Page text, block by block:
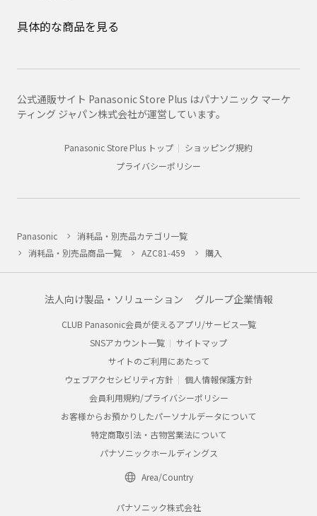
具体的な商品を見る
公式通販サイト Panasonic Store Plus はパナソニック マーケ
ティング ジャパン株式会社が運営しています。
Panasonic Store Plus トップ
ショッピング規約
プライバシーポリシー
Panasonic
消耗品・別売品カテゴリ一覧
消耗品・別売品商品一覧
AZC81-459 購入
法人向け製品・ソリューション グループ企業情報
CLUB Panasonic会員が使えるアプリ/サービス一覧
SNSアカウント一覧
サイトマップ
サイトのご利用にあたって
ウェブアクセシビリティ方針
個人情報保護方針
会員利用規約/プライバシーポリシー
お客様からお預かりしたパーソナルデータについて
特定商取引法・古物営業法について
パナソニックホールディングス
Area/Country
パナソニック株式会社